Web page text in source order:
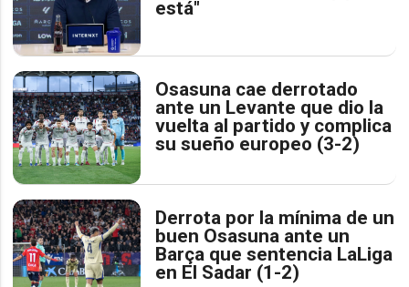
está"
Osasuna cae derrotado
ante un Levante que dio la
vuelta al partido y complica
su sueño europeo (3-2)
Derrota por la mínima de un
buen Osasuna ante un
Barça que sentencia LaLiga
en El Sadar (1-2)